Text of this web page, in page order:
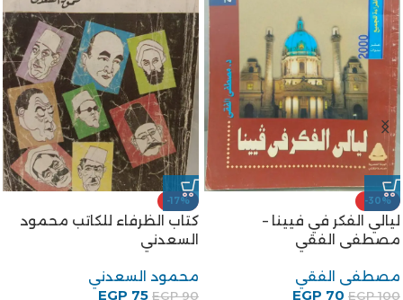
-29%
رواية أم العروسة للكاتب
عبدالحميد جودة السحار
عبدالحميد جودة السحار
EGP85
EGP60
-20%
الخروج من الجنة للكاتب توفيق
الحكيم
توفيق الحكيم
EGP100
EGP80